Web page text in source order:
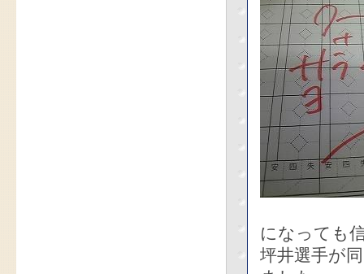
になっても
坪井選手が